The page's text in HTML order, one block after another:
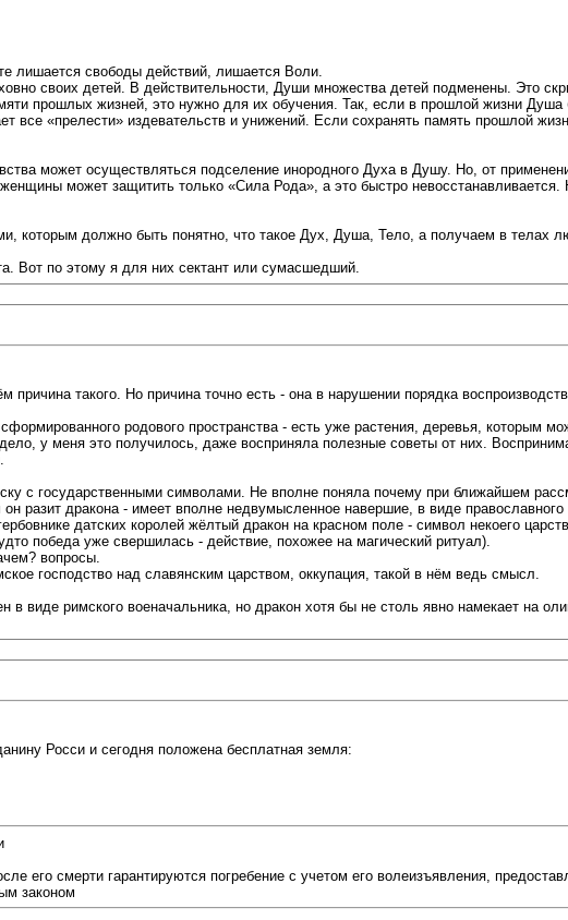
лишается свободы действий, лишается Воли.
своих детей. В действительности, Души множества детей подменены. Это
прошлых жизней, это нужно для их обучения. Так, если в прошлой жизни
«прелести» издевательств и унижений. Если сохранять память прошлой
может осуществляться подселение инородного Духа в Душу. Но, от
может защитить только «Сила Рода», а это быстро
которым должно быть понятно, что такое Дух, Душа, Тело, а получаем в телах
Вот по этому я для них сектант или сумасшедший.
такого. Но причина точно есть - она в нарушении порядка
родового пространства - есть уже растения, деревья, которым
у меня это получилось, даже восприняла полезные советы от них.
с государственными символами. Не вполне поняла почему при ближайшем
разит дракона - имеет вполне недвумысленное навершие, в виде
датских королей жёлтый дракон на красном поле - символ некоего
победа уже свершилась - действие, похожее на магический ритуал).
вопросы.
господство над славянским царством, оккупация, такой в нём ведь смысл.
в виде римского военачальника, но дракон хотя бы не столь явно намекает на
Росси и сегодня положена бесплатная земля:
его смерти гарантируются погребение с учетом его волеизъявления,
законом